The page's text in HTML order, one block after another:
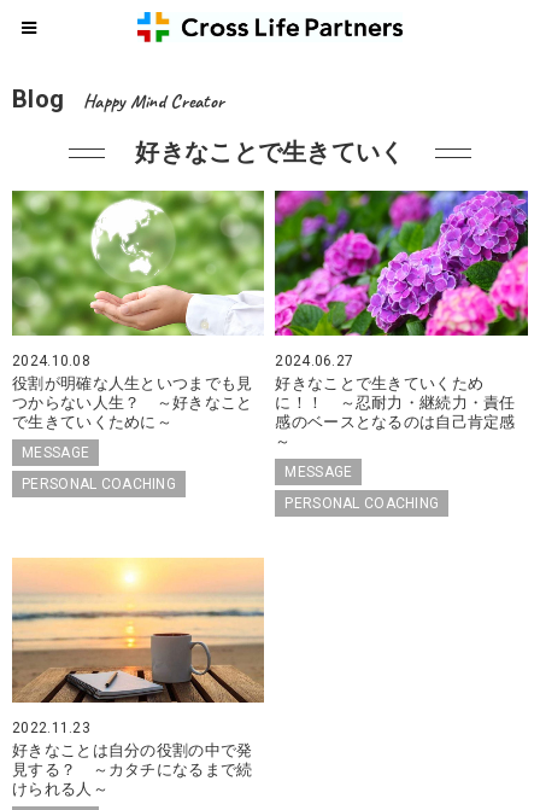
Blog Happy Mind Creator
好きなことで生きていく
2024.10.08
役割が明確な人生といつまでも見
つからない人生？ ～好きなこと
で生きていくために～
MESSAGE
PERSONAL COACHING
2024.06.27
好きなことで生きていくため
に！！ ～忍耐力・継続力・責任
感のベースとなるのは自己肯定感
～
MESSAGE
PERSONAL COACHING
2022.11.23
好きなことは自分の役割の中で発
見する？ ～カタチになるまで続
けられる人～